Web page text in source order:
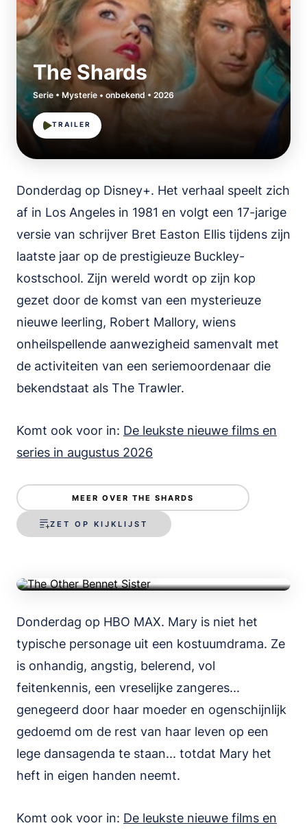
The Shards
Serie • Mysterie • onbekend • 2026
TRAILER
Donderdag op Disney+. Het verhaal speelt zich
af in Los Angeles in 1981 en volgt een 17-jarige
versie van schrijver Bret Easton Ellis tijdens zijn
laatste jaar op de prestigieuze Buckley-
kostschool. Zijn wereld wordt op zijn kop
gezet door de komst van een mysterieuze
nieuwe leerling, Robert Mallory, wiens
onheilspellende aanwezigheid samenvalt met
de activiteiten van een seriemoordenaar die
bekendstaat als The Trawler.
Komt ook voor in: De leukste nieuwe films en
series in augustus 2026
MEER OVER THE SHARDS
ZET OP KIJKLIJST
The Other Bennet
Sister
Serie • Drama • 31m • 2026 • IMDb 8.3
Donderdag op HBO MAX. Mary is niet het
typische personage uit een kostuumdrama. Ze
is onhandig, angstig, belerend, vol
feitenkennis, een vreselijke zangeres...
genegeerd door haar moeder en ogenschijnlijk
gedoemd om de rest van haar leven op een
lege dansagenda te staan... totdat Mary het
heft in eigen handen neemt.
Komt ook voor in: De leukste nieuwe films en